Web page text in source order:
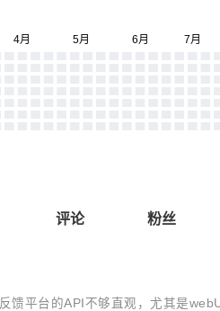
评论 粉丝
平台的API不够直观，尤其是